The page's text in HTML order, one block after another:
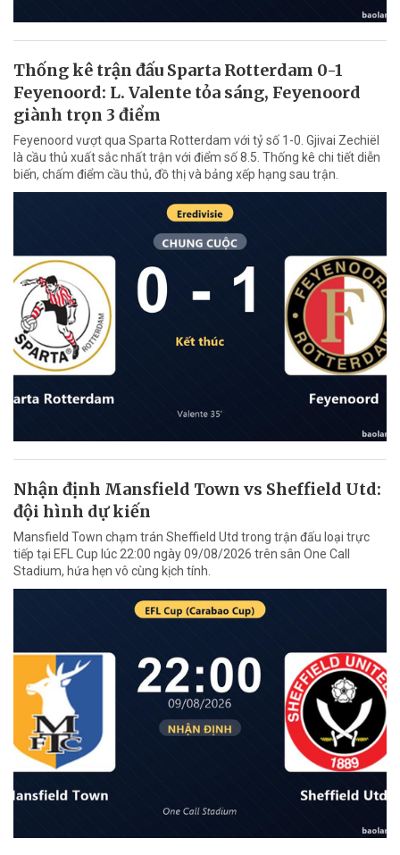
Thống kê trận đấu Sparta Rotterdam 0-1
Feyenoord: L. Valente tỏa sáng, Feyenoord
giành trọn 3 điểm
Feyenoord vượt qua Sparta Rotterdam với tỷ số 1-0. Gjivai Zechiël
là cầu thủ xuất sắc nhất trận với điểm số 8.5. Thống kê chi tiết diễn
biến, chấm điểm cầu thủ, đồ thị và bảng xếp hạng sau trận.
Nhận định Mansfield Town vs Sheffield Utd:
đội hình dự kiến
Mansfield Town chạm trán Sheffield Utd trong trận đấu loại trực
tiếp tại EFL Cup lúc 22:00 ngày 09/08/2026 trên sân One Call
Stadium, hứa hẹn vô cùng kịch tính.